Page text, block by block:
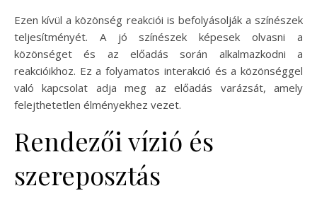
Ezen kívül a közönség reakciói is befolyásolják a színészek
teljesítményét. A jó színészek képesek olvasni a
közönséget és az előadás során alkalmazkodni a
reakcióikhoz. Ez a folyamatos interakció és a közönséggel
való kapcsolat adja meg az előadás varázsát, amely
felejthetetlen élményekhez vezet.
Rendezői vízió és
szereposztás